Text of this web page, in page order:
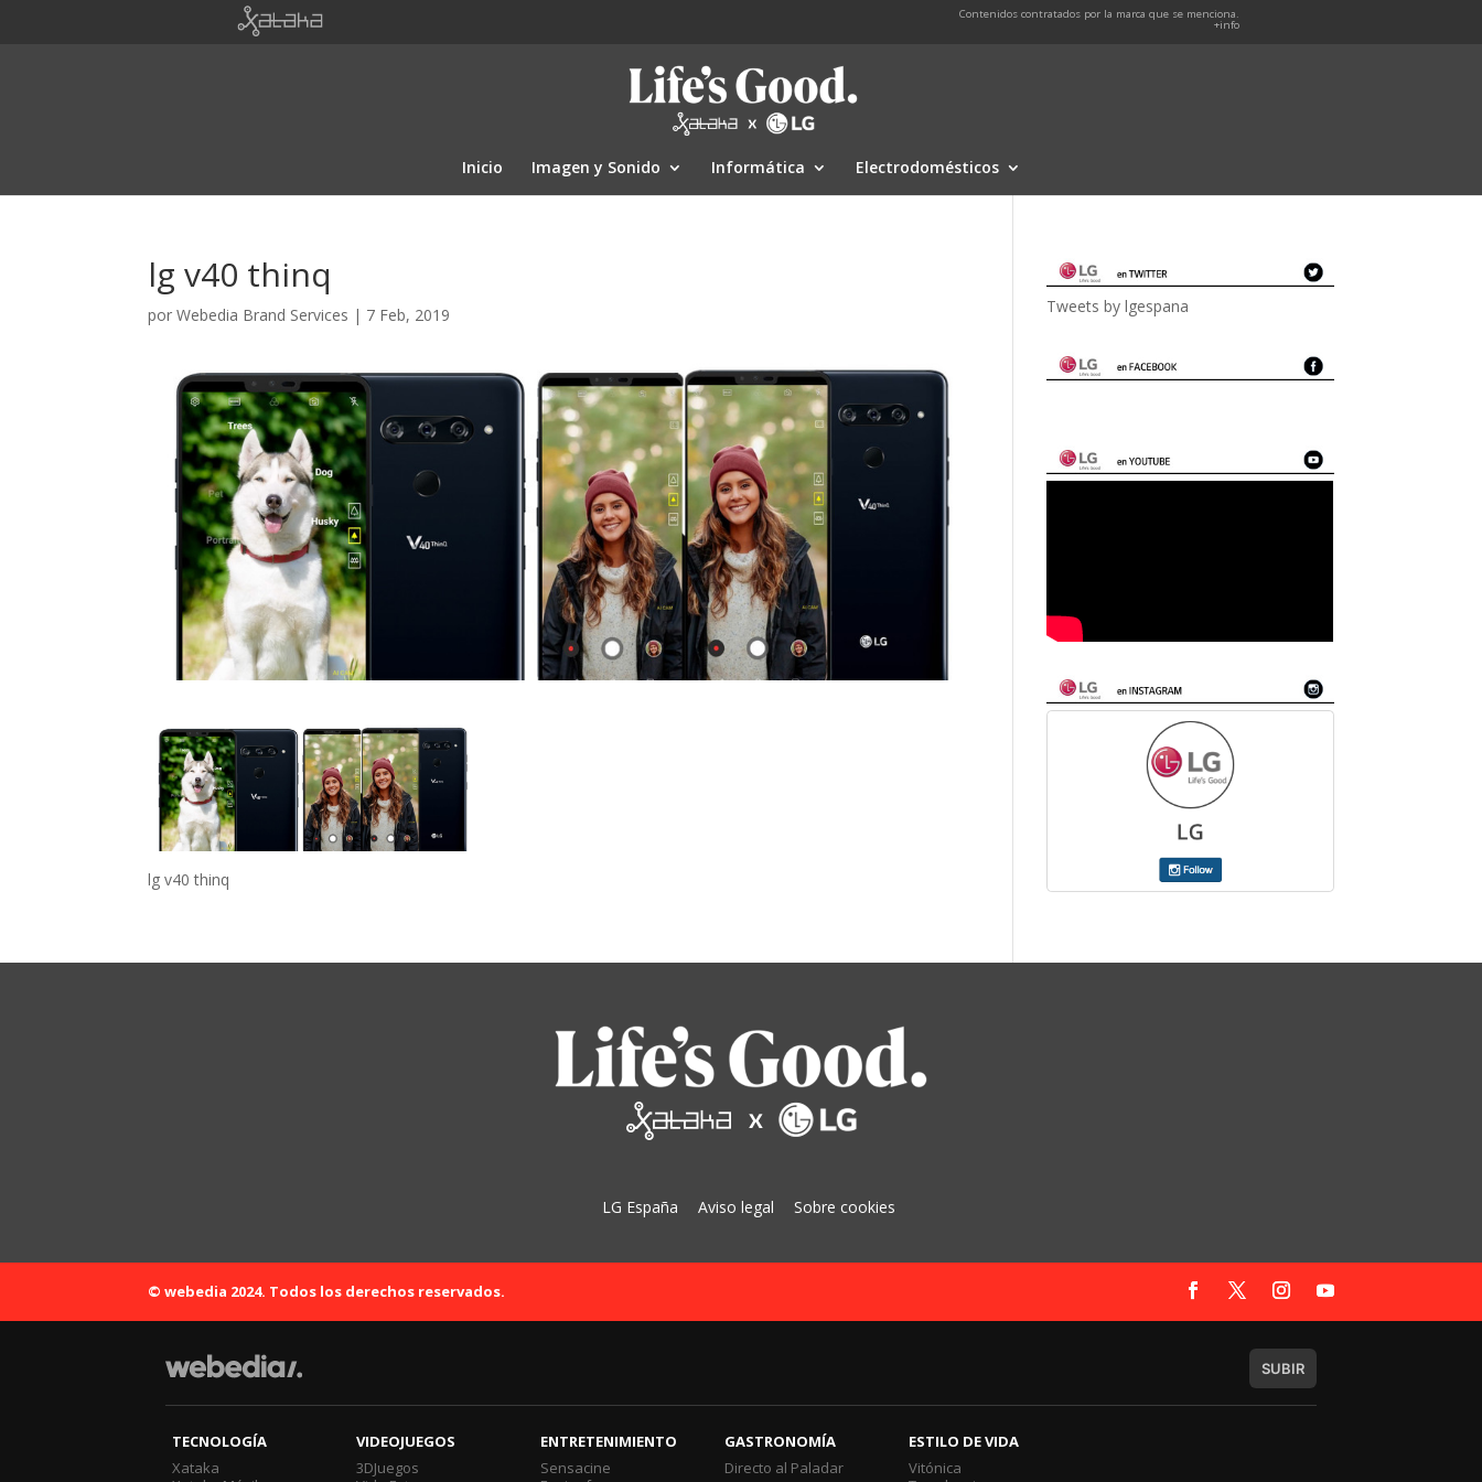
Contenidos contratados por la marca que se menciona.
+info
Inicio Imagen y Sonido Informática Electrodomésticos
lg v40 thinq
porWebedia Brand Services | 7 Feb, 2019
lg v40 thinq
Tweets by lgespana
LG España Aviso legal Sobre cookies
© webedia 2024. Todos los derechos reservados.
SUBIR
TECNOLOGÍA
Xataka
VIDEOJUEGOS
3DJuegos
ENTRETENIMIENTO
Sensacine
GASTRONOMÍA
Directo al Paladar
ESTILO DE VIDA
Vitónica